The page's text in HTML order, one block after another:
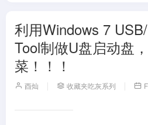
利用Windows 7
Tool制做U盘启动盘
菜！！！
酉灿 收藏夹吃灰系列